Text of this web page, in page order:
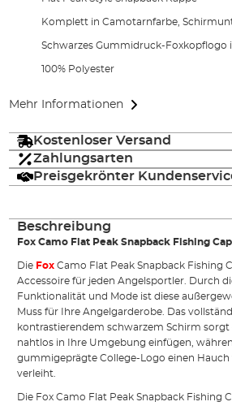
Komplett in Camotarnfarbe,
Schwarzes Gummidruck-Foxkopflogo
100% Polyester
Mehr Informationen
Kostenloser Versand
Zahlungsarten
Preisgekrönter
Beschreibung
Fox Camo Flat Peak Snapback Fishing Cap
Die Fox Camo Flat Peak Snapback Fishing
Accessoire für jeden Angelsportler. Durch
Funktionalität und Mode ist diese
Muss für Ihre Angelgarderobe. Das
kontrastierendem schwarzem Schirm sorgt
nahtlos in Ihre Umgebung einfügen,
gummigeprägte College-Logo einen
verleiht.
Die Fox Camo Flat Peak Snapback Fishing